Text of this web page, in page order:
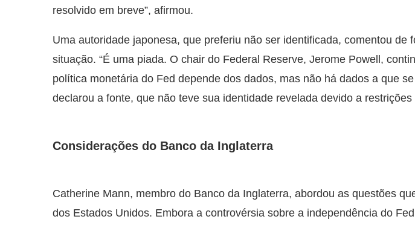
resolvido em breve”, afirmou.
Uma autoridade japonesa, que preferiu não ser identificada, comentou de
situação. “É uma piada. O chair do Federal Reserve, Jerome Powell,
política monetária do Fed depende dos dados, mas não há dados a que
declarou a fonte, que não teve sua identidade revelada devido a
Considerações do Banco da Inglaterra
Catherine Mann, membro do Banco da Inglaterra, abordou as questões
dos Estados Unidos. Embora a controvérsia sobre a independência do